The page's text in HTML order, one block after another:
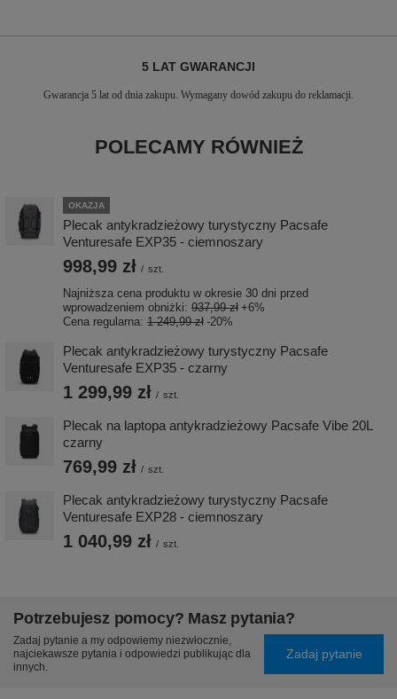
5 LAT GWARANCJI
Gwarancja 5 lat od dnia zakupu. Wymagany dowód zakupu do reklamacji.
POLECAMY RÓWNIEŻ
OKAZJA
Plecak antykradzieżowy turystyczny Pacsafe
Venturesafe EXP35 - ciemnoszary
998,99 zł / szt.
Najniższa cena produktu w okresie 30 dni przed
wprowadzeniem obniżki: 937,99 zł +6%
Cena regularna: 1 249,99 zł -20%
Plecak antykradzieżowy turystyczny Pacsafe
Venturesafe EXP35 - czarny
1 299,99 zł / szt.
Plecak na laptopa antykradzieżowy Pacsafe Vibe 20L
czarny
769,99 zł / szt.
Plecak antykradzieżowy turystyczny Pacsafe
Venturesafe EXP28 - ciemnoszary
1 040,99 zł / szt.
Potrzebujesz pomocy? Masz pytania?
Zadaj pytanie a my odpowiemy niezwłocznie,
najciekawsze pytania i odpowiedzi publikując dla
innych.
Zadaj pytanie